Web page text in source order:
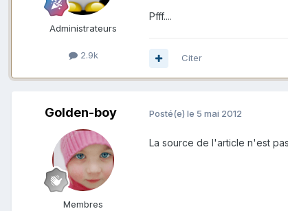
Administrateurs
2.9k
Pfff....
Citer
Golden-boy
Membres
Posté(e) le 5 mai 2012
La source de l'article n'est